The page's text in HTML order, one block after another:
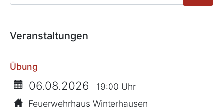
Veranstaltungen
Übung
06.08.2026
19:00 Uhr
Feuerwehrhaus Winterhausen